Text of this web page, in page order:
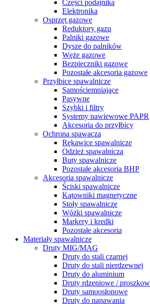
Części podajnika
Elektronika
Osprzęt gazowe
Reduktory gazu
Palniki gazowe
Dysze do palników
Węże gazowe
Bezpieczniki gazowe
Pozostałe akcesoria gazowe
Przyłbice spawalnicze
Samościemniające
Pasywne
Szybki i filtry
Systemy nawiewowe PAPR
Akcesoria do przyłbicy
Ochrona spawacza
Rękawice spawalnicze
Odzież spawalnicza
Buty spawalnicze
Pozostałe akcesoria BHP
Akcesoria spawalnicze
Ściski spawalnicze
Kątowniki magnetyczne
Stoły spawalnicze
Wóżki spawalnicze
Markery i kredki
Pozostałe akcesoria
Materiały spawalnicze
Druty MIG/MAG
Druty do stali czarnej
Druty do stali nierdzewnej
Druty do aluminium
Druty rdzeniowe /
Druty samoosłonowe
Druty do napawania